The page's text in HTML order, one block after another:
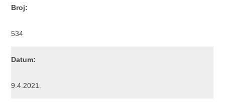
Broj:
534
Datum:
9.4.2021.